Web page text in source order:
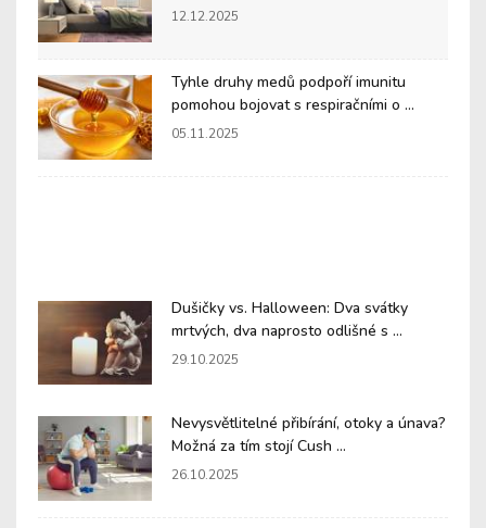
12.12.2025
Tyhle druhy medů podpoří imunitu
pomohou bojovat s respiračními o ...
05.11.2025
Dušičky vs. Halloween: Dva svátky
mrtvých, dva naprosto odlišné s ...
29.10.2025
Nevysvětlitelné přibírání, otoky a únava?
Možná za tím stojí Cush ...
26.10.2025